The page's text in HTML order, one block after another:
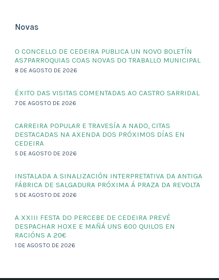
Novas
O CONCELLO DE CEDEIRA PUBLICA UN NOVO BOLETÍN
AS7PARROQUIAS COAS NOVAS DO TRABALLO MUNICIPAL
8 DE AGOSTO DE 2026
ÉXITO DAS VISITAS COMENTADAS AO CASTRO SARRIDAL
7 DE AGOSTO DE 2026
CARREIRA POPULAR E TRAVESÍA A NADO, CITAS
DESTACADAS NA AXENDA DOS PRÓXIMOS DÍAS EN
CEDEIRA
5 DE AGOSTO DE 2026
INSTALADA A SINALIZACIÓN INTERPRETATIVA DA ANTIGA
FÁBRICA DE SALGADURA PRÓXIMA Á PRAZA DA REVOLTA
5 DE AGOSTO DE 2026
A XXIII FESTA DO PERCEBE DE CEDEIRA PREVÉ
DESPACHAR HOXE E MAÑÁ UNS 600 QUILOS EN
RACIÓNS A 20€
1 DE AGOSTO DE 2026